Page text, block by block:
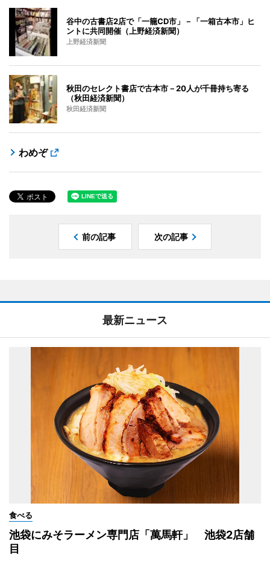
谷中の古書店2店で「一籠CD市」－「一箱古本市」ヒ
ントに共同開催（上野経済新聞）
上野経済新聞
秋田のセレクト書店で古本市－20人が千冊持ち寄る
（秋田経済新聞）
秋田経済新聞
わめぞ
前の記事 次の記事
最新ニュース
食べる
池袋にみそラーメン専門店「萬馬軒」 池袋2店舗
目